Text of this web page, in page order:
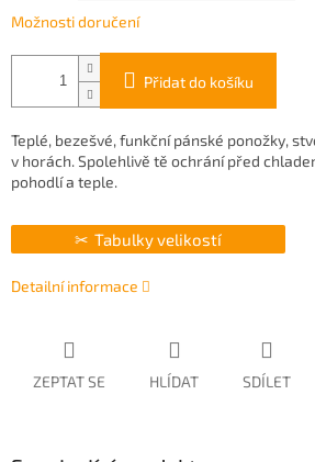
Možnosti doručení
Přidat do košíku
Teplé, bezešvé, funkční pánské ponožky,
v horách. Spolehlivě tě ochrání před
pohodlí a teple.
Tabulky velikostí
Detailní informace
ZEPTAT SE HLÍDAT SDÍLET